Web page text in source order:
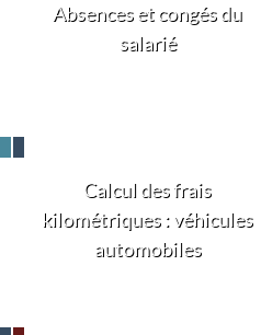
Absences et congés du
salarié
Calcul des frais
kilométriques : véhicules
automobiles